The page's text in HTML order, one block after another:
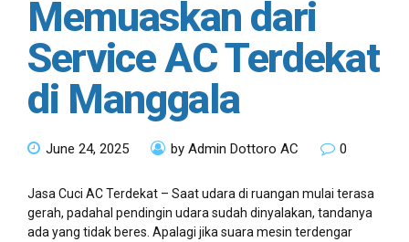
Memuaskan dari
Service AC Terdekat
di Manggala
June 24, 2025 by Admin Dottoro AC 0
Jasa Cuci AC Terdekat – Saat udara di ruangan mulai terasa
gerah, padahal pendingin udara sudah dinyalakan, tandanya
ada yang tidak beres. Apalagi jika suara mesin terdengar